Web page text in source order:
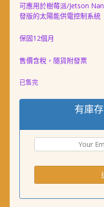
可應用於樹莓派/Jetson
發版的太陽能供電控制系統
保固12個月
售價含稅，隨貨附發票
已售完
有庫